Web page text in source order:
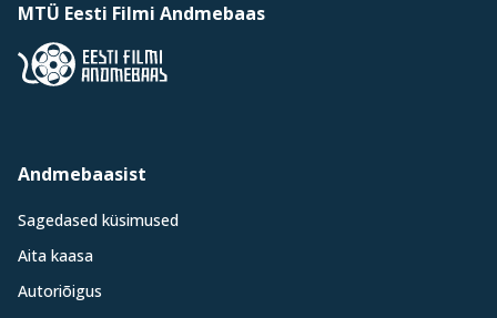
MTÜ Eesti Filmi Andmebaas
Andmebaasist
Sagedased küsimused
Aita kaasa
Autoriõigus